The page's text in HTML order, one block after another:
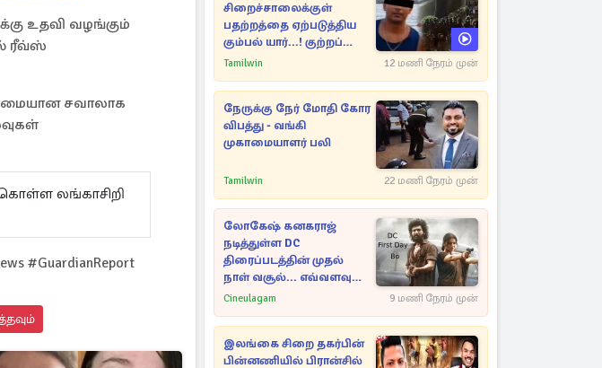
உதவி வழங்கும்
ரீவ்ஸ்
சவாலாக
லங்காசிறி
#GuardianReport
சிறைச்சாலைக்குள்
பதற்றத்தை ஏற்படுத்திய
கும்பல் யார்...! குற்றப்
பின்னணி தொடர்பில்
Tamilwin 12 மணி நேரம் முன்
நேருக்கு நேர் மோதி கோர
விபத்து - வங்கி
முகாமையாளர் பலி
Tamilwin 22 மணி நேரம் முன்
லோகேஷ் கனகராஜ்
நடித்துள்ள DC
திரைப்படத்தின் முதல்
நாள் வசூல்... எவ்வளவு
தெரியுமா?
Cineulagam 9 மணி நேரம் முன்
இலங்கை சிறை தகர்பின்
பின்னணியில் பிரான்சில்